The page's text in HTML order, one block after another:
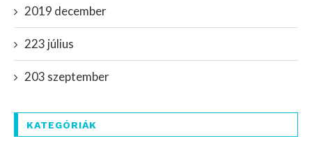
2019 december
223 július
203 szeptember
KATEGÓRIÁK